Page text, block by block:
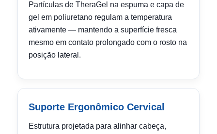
Partículas de TheraGel na espuma e capa de
gel em poliuretano regulam a temperatura
ativamente — mantendo a superfície fresca
mesmo em contato prolongado com o rosto na
posição lateral.
Suporte Ergonômico Cervical
Estrutura projetada para alinhar cabeça,